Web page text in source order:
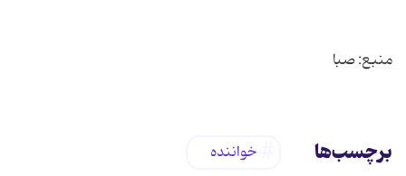
منبع: صبا
برچسب‌ها خواننده